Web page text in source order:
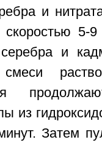
и
скоростью 5-
серебра и
из
Затем